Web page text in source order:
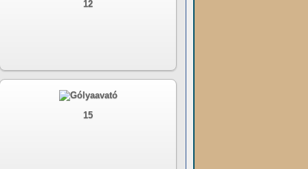
12
15